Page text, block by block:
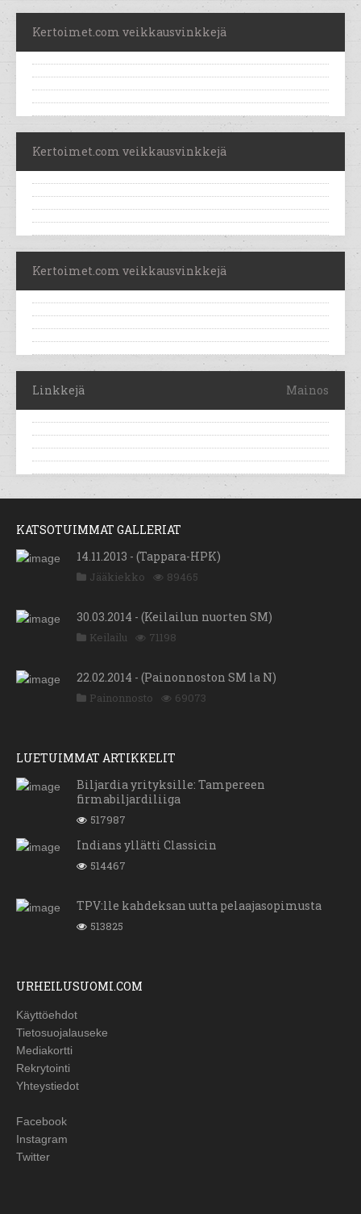
Kertoimet.com veikkausvinkkejä
Kertoimet.com veikkausvinkkejä
Kertoimet.com veikkausvinkkejä
Linkkejä Mainos
KATSOTUIMMAT GALLERIAT
14.11.2013 - (Tappara-HPK)
Jääkiekko 89465
30.03.2014 - (Keilailun nuorten SM)
Keilailu 71198
22.02.2014 - (Painonnoston SM la N)
Painonnosto 69073
LUETUIMMAT ARTIKKELIT
Biljardia yrityksille: Tampereen
firmabiljardiliiga
517987
Indians yllätti Classicin
514467
TPV:lle kahdeksan uutta pelaajasopimusta
513825
URHEILUSUOMI.COM
Käyttöehdot
Tietosuojalauseke
Mediakortti
Rekrytointi
Yhteystiedot
Facebook
Instagram
Twitter